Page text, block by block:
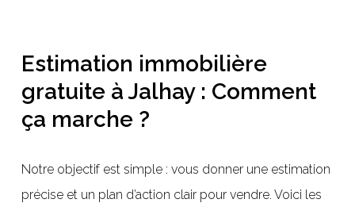
Estimation immobilière
gratuite à Jalhay : Comment
ça marche ?
Notre objectif est simple : vous donner une estimation
précise et un plan d’action clair pour vendre. Voici les